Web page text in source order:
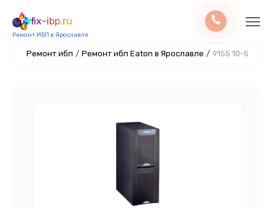
fix-ibp.ru
Ремонт ИБП в Ярославле
Ремонт ибп / Ремонт ибп Eaton в Ярославле / 9155 10-S